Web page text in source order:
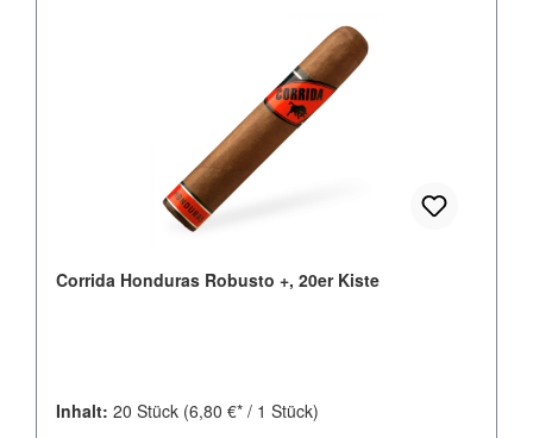
Corrida Honduras Robusto +, 20er Kiste
Inhalt: 20 Stück (6,80 €* / 1 Stück)